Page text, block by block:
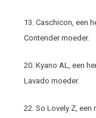
13. Caschicon, een
Contender moeder.
20. Kyano AL, een
Lavado moeder.
22. So Lovely Z, een